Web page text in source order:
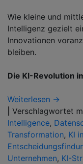
Wie kleine und
Intelligenz gezielt
Innovationen
bleiben.
Die KI-Revolution
Weiterlesen →
Verschlagwortet
Intelligence,
Transformation, KI
Unternehmen, KI-